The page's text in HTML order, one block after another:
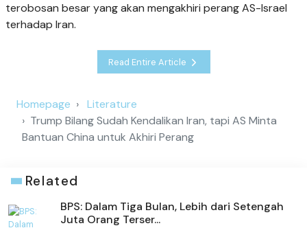
terobosan besar yang akan mengakhiri perang AS-Israel
terhadap Iran.
Read Entire Article
Homepage
Literature
Trump Bilang Sudah Kendalikan Iran, tapi AS Minta
Bantuan China untuk Akhiri Perang
Related
BPS: Dalam Tiga Bulan, Lebih dari Setengah
Juta Orang Terser...